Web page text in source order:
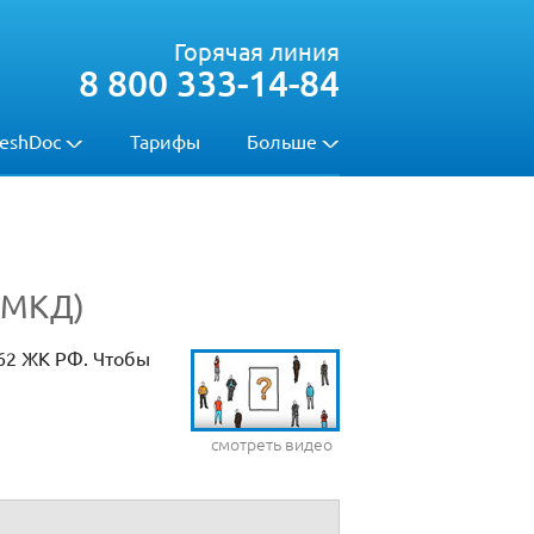
Тарифы Больше
Горячая линия
8 800 333-14-84
смотреть видео
ЖК РФ. Чтобы